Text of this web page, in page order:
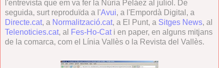
l'entrevista que em va fer la Núria Peláez al juliol. De
seguida, surt reproduïda a l'Avui, a l'Empordà Digital, a
Directe.cat, a Normalització.cat, a El Punt, a Sitges News, al
Telenoticies.cat, al Fes-Ho-Cati en paper, en alguns mitjans
de la comarca, com el Línia Vallès o la Revista del Vallès.